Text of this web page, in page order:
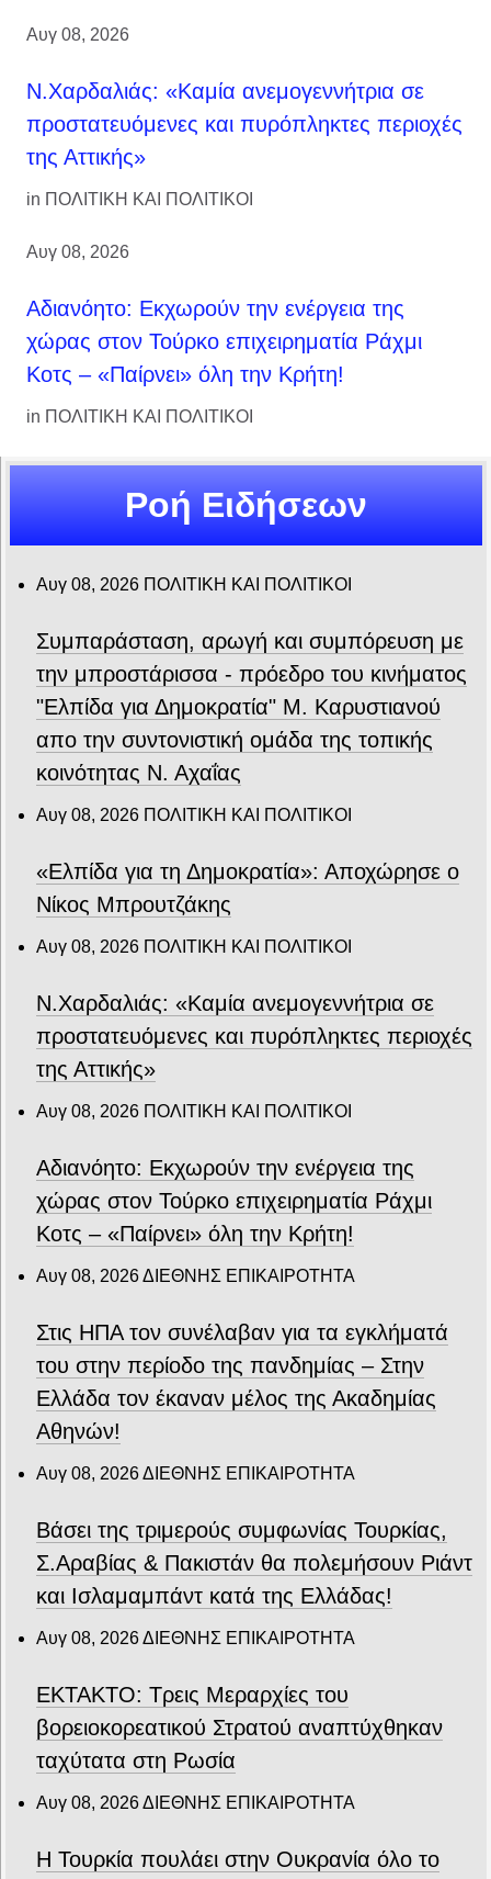
Αυγ 08, 2026
Ν.Χαρδαλιάς: «Καμία ανεμογεννήτρια σε
προστατευόμενες και πυρόπληκτες περιοχές
της Αττικής»
in ΠΟΛΙΤΙΚΗ ΚΑΙ ΠΟΛΙΤΙΚΟΙ
Αυγ 08, 2026
Αδιανόητο: Εκχωρούν την ενέργεια της
χώρας στον Τούρκο επιχειρηματία Ράχμι
Κοτς – «Παίρνει» όλη την Κρήτη!
in ΠΟΛΙΤΙΚΗ ΚΑΙ ΠΟΛΙΤΙΚΟΙ
Ροή Ειδήσεων
Αυγ 08, 2026 ΠΟΛΙΤΙΚΗ ΚΑΙ ΠΟΛΙΤΙΚΟΙ
Συμπαράσταση, αρωγή και συμπόρευση με
την μπροστάρισσα - πρόεδρο του κινήματος
"Ελπίδα για Δημοκρατία" Μ. Καρυστιανού
απο την συντονιστική ομάδα της τοπικής
κοινότητας Ν. Αχαΐας
Αυγ 08, 2026 ΠΟΛΙΤΙΚΗ ΚΑΙ ΠΟΛΙΤΙΚΟΙ
«Ελπίδα για τη Δημοκρατία»: Αποχώρησε ο
Νίκος Μπρουτζάκης
Αυγ 08, 2026 ΠΟΛΙΤΙΚΗ ΚΑΙ ΠΟΛΙΤΙΚΟΙ
Ν.Χαρδαλιάς: «Καμία ανεμογεννήτρια σε
προστατευόμενες και πυρόπληκτες περιοχές
της Αττικής»
Αυγ 08, 2026 ΠΟΛΙΤΙΚΗ ΚΑΙ ΠΟΛΙΤΙΚΟΙ
Αδιανόητο: Εκχωρούν την ενέργεια της
χώρας στον Τούρκο επιχειρηματία Ράχμι
Κοτς – «Παίρνει» όλη την Κρήτη!
Αυγ 08, 2026ΔΙΕΘΝΗΣ ΕΠΙΚΑΙΡΟΤΗΤΑ
Στις ΗΠΑ τον συνέλαβαν για τα εγκλήματά
του στην περίοδο της πανδημίας – Στην
Ελλάδα τον έκαναν μέλος της Ακαδημίας
Αθηνών!
Αυγ 08, 2026ΔΙΕΘΝΗΣ ΕΠΙΚΑΙΡΟΤΗΤΑ
Βάσει της τριμερούς συμφωνίας Τουρκίας,
Σ.Αραβίας & Πακιστάν θα πολεμήσουν Ριάντ
και Ισλαμαμπάντ κατά της Ελλάδας!
Αυγ 08, 2026ΔΙΕΘΝΗΣ ΕΠΙΚΑΙΡΟΤΗΤΑ
ΕΚΤΑΚΤΟ: Τρεις Μεραρχίες του
βορειοκορεατικού Στρατού αναπτύχθηκαν
ταχύτατα στη Ρωσία
Αυγ 08, 2026ΔΙΕΘΝΗΣ ΕΠΙΚΑΙΡΟΤΗΤΑ
Η Τουρκία πουλάει στην Ουκρανία όλο το